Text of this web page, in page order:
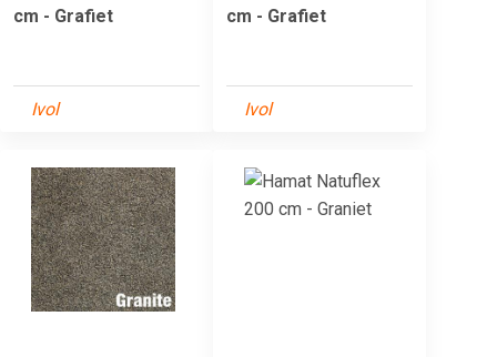
cm - Grafiet
Ivol
cm - Grafiet
Ivol